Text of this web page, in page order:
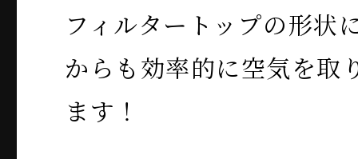
フィルタートップの形状
からも効率的に空気を取
ます！